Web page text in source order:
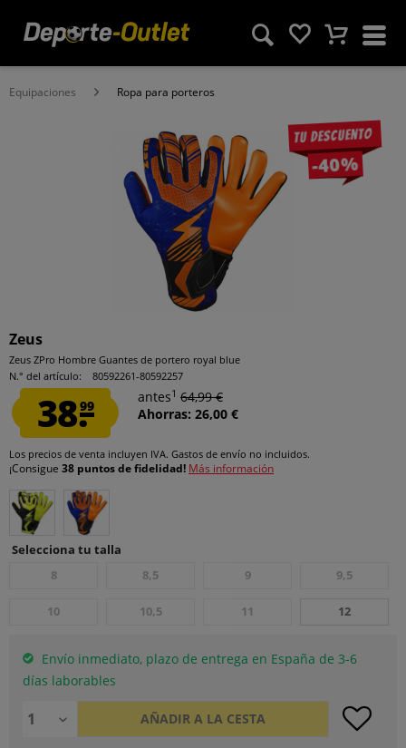
Equipaciones Ropa para porteros
Tu descuento
-40%
Zeus
Zeus ZPro Hombre Guantes de portero royal blue
N.° del artículo:
80592261-80592257
38.99
antes1 64,99 €
Ahorras: 26,00 €
Los precios de venta incluyen IVA. Gastos de envío no incluidos.
¡Consigue 38 puntos de fidelidad! Más información
Selecciona tu talla
8
8,5 9 9,5
10 10,5 11 12
Envío inmediato, plazo de entrega en España de 3-6
días laborables
AÑADIR A LA CESTA